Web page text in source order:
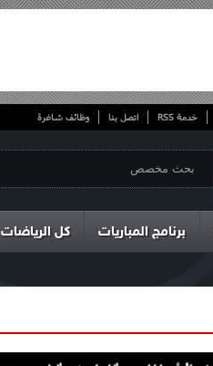
خدمة RSS اتصل بنا وظائف شاغرة
برنامج المباريات كل الرياضات